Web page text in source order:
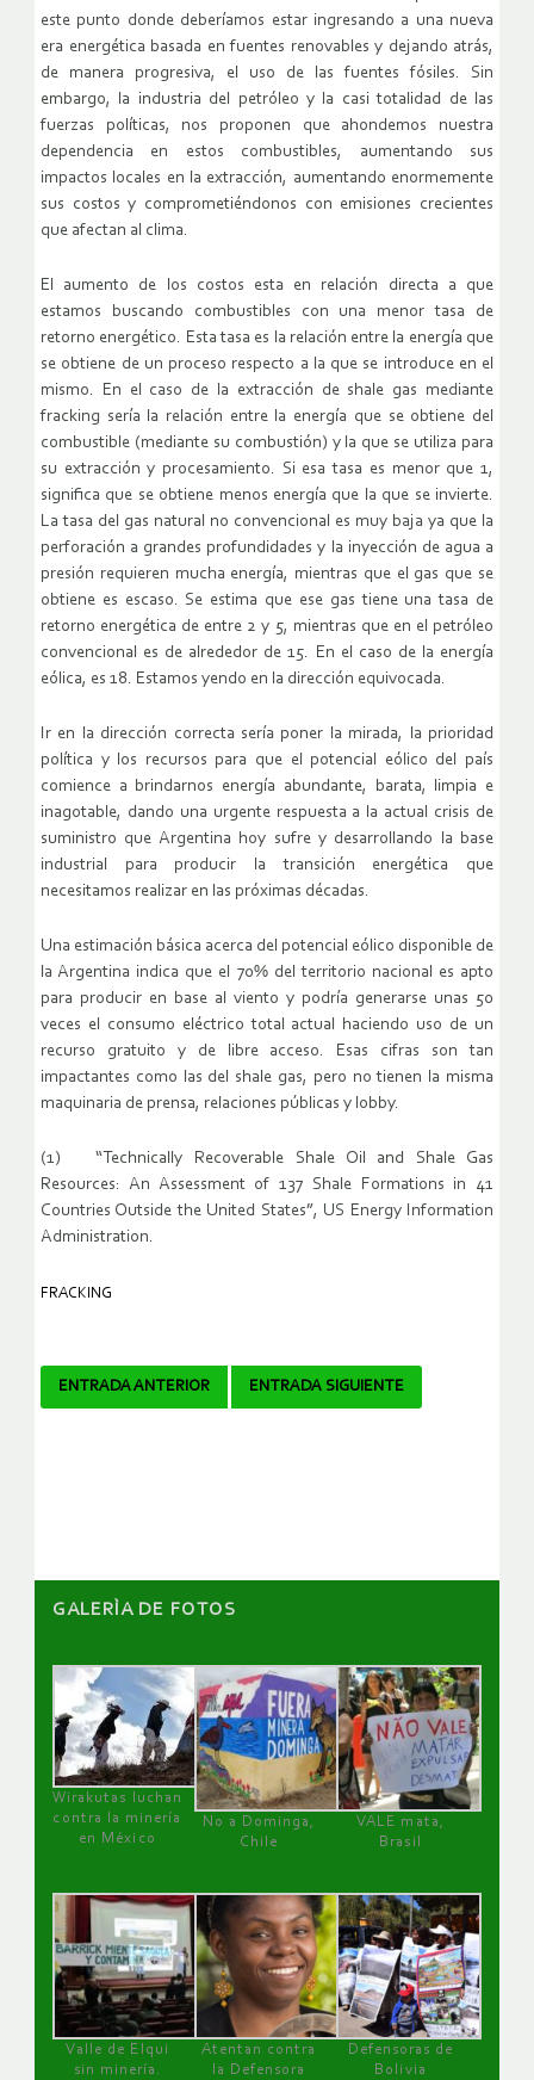
este punto donde deberíamos estar ingresando a una nueva
era energética basada en fuentes renovables y dejando atrás,
de manera progresiva, el uso de las fuentes fósiles. Sin
embargo, la industria del petróleo y la casi totalidad de las
fuerzas políticas, nos proponen que ahondemos nuestra
dependencia en estos combustibles, aumentando sus
impactos locales en la extracción, aumentando enormemente
sus costos y comprometiéndonos con emisiones crecientes
que afectan al clima.
El aumento de los costos esta en relación directa a que
estamos buscando combustibles con una menor tasa de
retorno energético. Esta tasa es la relación entre la energía que
se obtiene de un proceso respecto a la que se introduce en el
mismo. En el caso de la extracción de shale gas mediante
fracking sería la relación entre la energía que se obtiene del
combustible (mediante su combustión) y la que se utiliza para
su extracción y procesamiento. Si esa tasa es menor que 1,
significa que se obtiene menos energía que la que se invierte.
La tasa del gas natural no convencional es muy baja ya que la
perforación a grandes profundidades y la inyección de agua a
presión requieren mucha energía, mientras que el gas que se
obtiene es escaso. Se estima que ese gas tiene una tasa de
retorno energética de entre 2 y 5, mientras que en el petróleo
convencional es de alrededor de 15. En el caso de la energía
eólica, es 18. Estamos yendo en la dirección equivocada.
Ir en la dirección correcta sería poner la mirada, la prioridad
política y los recursos para que el potencial eólico del país
comience a brindarnos energía abundante, barata, limpia e
inagotable, dando una urgente respuesta a la actual crisis de
suministro que Argentina hoy sufre y desarrollando la base
industrial para producir la transición energética que
necesitamos realizar en las próximas décadas.
Una estimación básica acerca del potencial eólico disponible de
la Argentina indica que el 70% del territorio nacional es apto
para producir en base al viento y podría generarse unas 50
veces el consumo eléctrico total actual haciendo uso de un
recurso gratuito y de libre acceso. Esas cifras son tan
impactantes como las del shale gas, pero no tienen la misma
maquinaria de prensa, relaciones públicas y lobby.
(1) “Technically Recoverable Shale Oil and Shale Gas
Resources: An Assessment of 137 Shale Formations in 41
Countries Outside the United States”, US Energy Information
Administration.
FRACKING
Navegador
ENTRADA ANTERIOR ENTRADA SIGUIENTE
GALERÌA DE FOTOS
Wirakutas luchan
contra la minería
en México
No a Dominga,
Chile
VALE mata,
Brasil
Valle de Elqui
sin minería.
Atentan contra
la Defensora
Defensoras de
Bolivia